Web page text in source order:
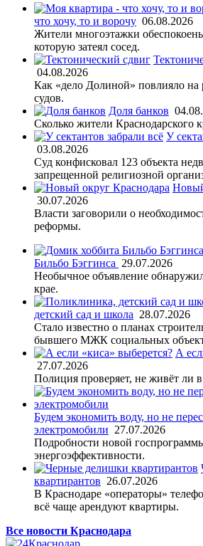
что хочу, то и ворочу 06.08.2026
Жители многоэтажки
которую затеял сосед.
04.08.2026
Как «дело Долиной» повлияло на
судов.
Доля банков
Сколько жители Краснодарского
У
03.08.2026
Суд конфисковал 123 объекта
запрещенной религиозной
30.07.2026
Власти заговорили о
реформы.
Бильбо Бэггинса 29.07.2026
Необычное объявление
крае.
детский сад и школа 28.07.2026
Стало известно о планах
бывшего МЖК социальных
А
27.07.2026
Полиция проверяет, не живёт ли
Будем экономить воду, но не
электромобили 27.07.2026
Подробности новой
энергоэффективности.
квартирантов 26.07.2026
В Краснодаре «операторы»
всё чаще арендуют квартиры.
Все новости Краснодара